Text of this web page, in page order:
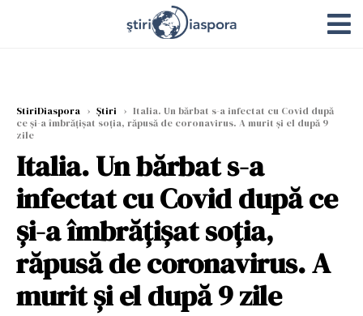
StiriDiaspora › Știri › Italia. Un bărbat s-a infectat cu Covid după
ce și-a îmbrățișat soția, răpusă de coronavirus. A murit și el după 9
zile
Italia. Un bărbat s-a
infectat cu Covid după ce
și-a îmbrățișat soția,
răpusă de coronavirus. A
murit și el după 9 zile